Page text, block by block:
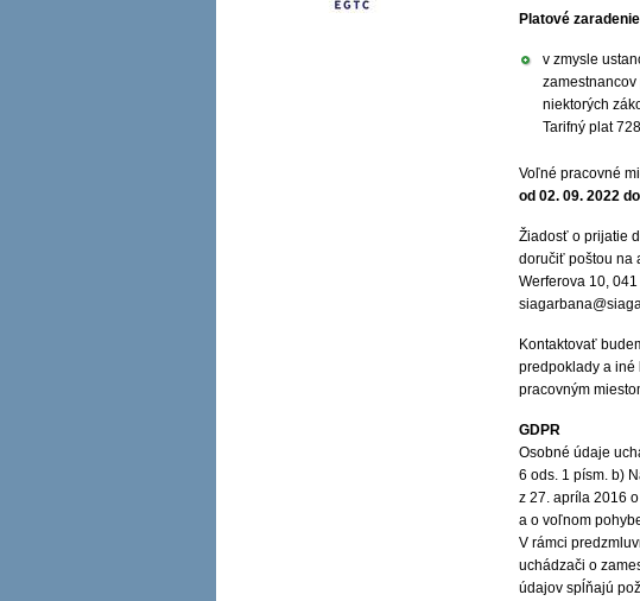
Platové
v zmysle
niektorých
Tarifný plat
Voľné pracovné
od 02. 09. 2022
Žiadosť o prijatie
doručiť poštou na
Werferova 10,
Kontaktovať
predpoklady a iné
pracovným
GDPR
Osobné údaje
6 ods. 1 písm. b)
z 27. apríla 2016
a o voľnom
V rámci
uchádzači o
údajov spĺňajú